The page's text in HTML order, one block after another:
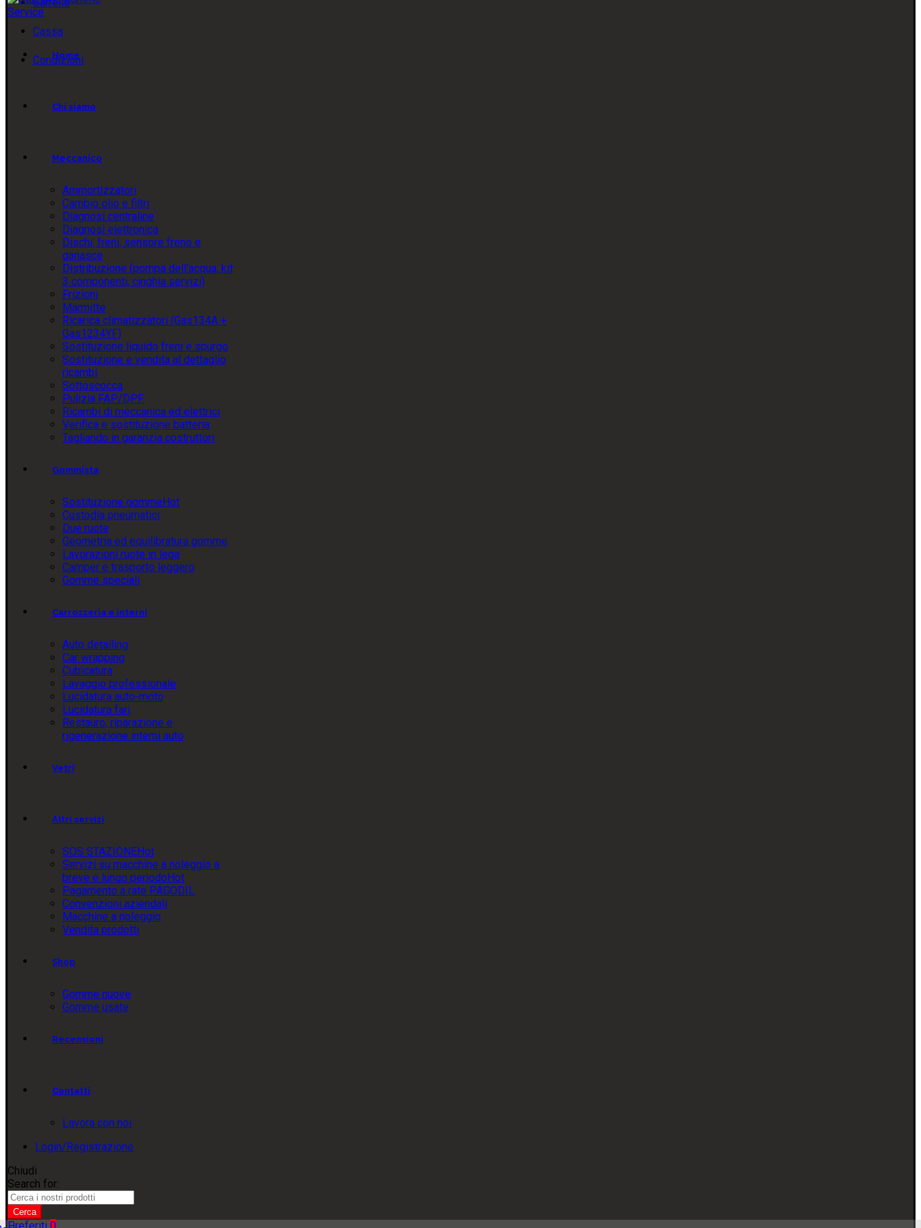
Cassa
Condizioni
Home
Chi siamo
Meccanico
Ammortizzatori
Cambio olio e filtri
Diagnosi centraline
Diagnosi elettronica
Dischi, freni, sensore freno e
ganasce
Distribuzione (pompa dell’acqua, kit
3 componenti, cinghia servizi)
Frizioni
Marmitte
Ricarica climatizzatori (Gas134A +
Gas1234YF)
Sostituzione liquido freni e spurgo
Sostituzione e vendita al dettaglio
ricambi
Sottoscocca
Pulizia FAP/DPF
Ricambi di meccanica ed elettrici
Verifica e sostituzione batteria
Tagliando in garanzia costruttori
Gommista
Sostituzione gommeHot
Custodia pneumatici
Due ruote
Geometria ed equilibratura gomme
Lavorazioni ruote in lega
Camper e trasporto leggero
Gomme speciali
Carrozzeria e interni
Auto detailing
Car wrapping
Cubicatura
Lavaggio professionale
Lucidatura auto-moto
Lucidatura fari
Restauro, riparazione e
rigenerazione interni auto
Vetri
Altri servizi
SOS STAZIONEHot
Servizi su macchine a noleggio a
breve e lungo periodoHot
Pagamento a rate PAGODIL
Convenzioni aziendali
Macchine a noleggio
Vendita prodotti
Shop
Gomme nuove
Gomme usate
Recensioni
Contatti
Lavora con noi
Login/Registrazione
Chiudi
Search for:
Cerca